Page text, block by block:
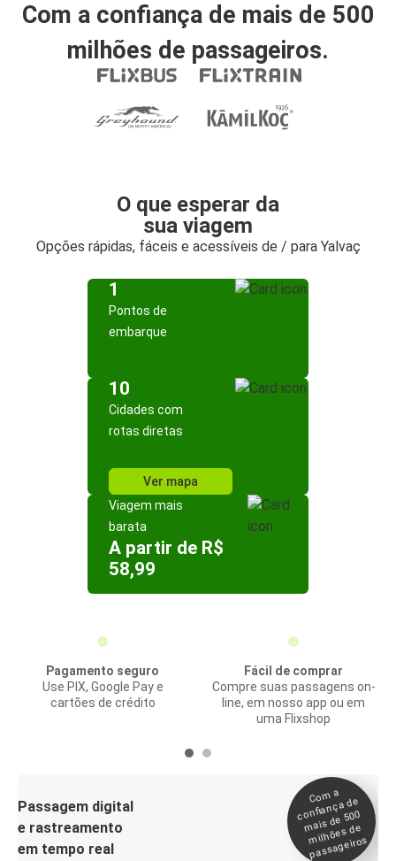
Com a confiança de mais de 500
milhões de passageiros.
O que esperar da
sua viagem
Opções rápidas, fáceis e acessíveis de / para Yalvaç
1
Pontos de
embarque
10
Cidades com
rotas diretas
Ver mapa
Viagem mais
barata
A partir de R$
58,99
Pagamento seguro
Use PIX, Google Pay e
cartões de crédito
Fácil de comprar
Compre suas passagens on-
line, em nosso app ou em
uma Flixshop
Passagem digital
e rastreamento
em tempo real
Co
m a
confiança de
mais de 500
milhões de
passageiros